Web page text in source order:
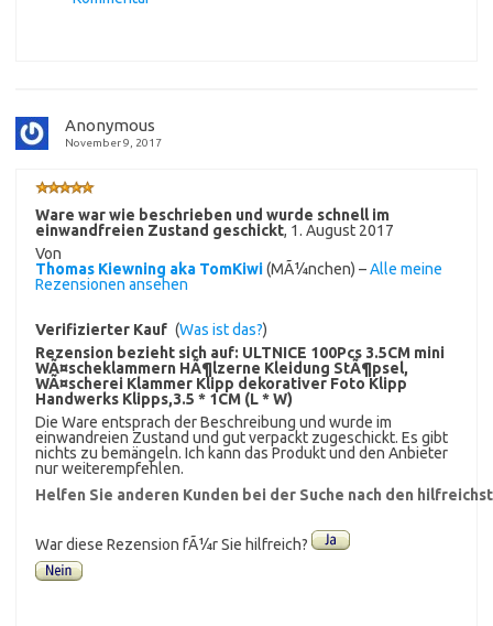
Anonymous
November 9, 2017
Ware war wie beschrieben und wurde schnell im
einwandfreien Zustand geschickt, 1. August 2017
Von
Thomas Kiewning aka TomKiwi(MÃ¼nchen) –Alle meine
Rezensionen ansehen
Verifizierter Kauf (Was ist das?)
Rezension bezieht sich auf: ULTNICE 100Pcs 3.5CM mini
WÃ¤scheklammern HÃ¶lzerne Kleidung StÃ¶psel,
WÃ¤scherei Klammer Klipp dekorativer Foto Klipp
Handwerks Klipps,3.5 * 1CM (L * W)
Die Ware entsprach der Beschreibung und wurde im
einwandreien Zustand und gut verpackt zugeschickt. Es gibt
nichts zu bemängeln. Ich kann das Produkt und den Anbieter
nur weiterempfehlen.
Helfen Sie anderen Kunden bei der Suche nach den
War diese Rezension fÃ¼r Sie hilfreich?